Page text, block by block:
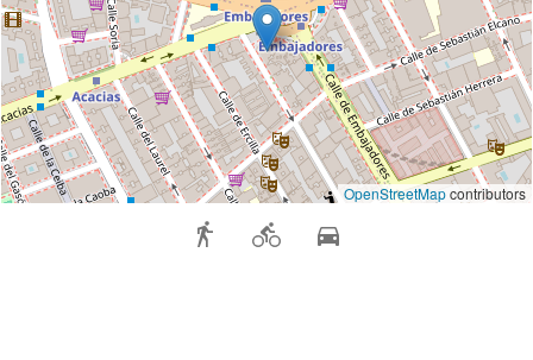
OpenStreetMapcontributors